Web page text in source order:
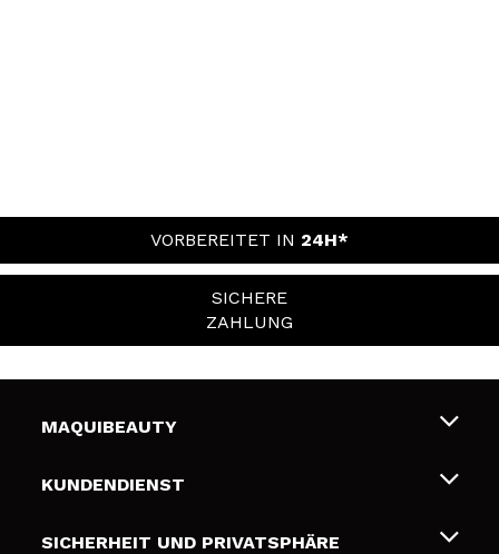
VORBEREITET IN 24H*
SICHERE
ZAHLUNG
MAQUIBEAUTY
Über uns
Geschenkkarten
KUNDENDIENST
Liefer- und Versandkosten
SICHERHEIT UND PRIVATSPHÄRE